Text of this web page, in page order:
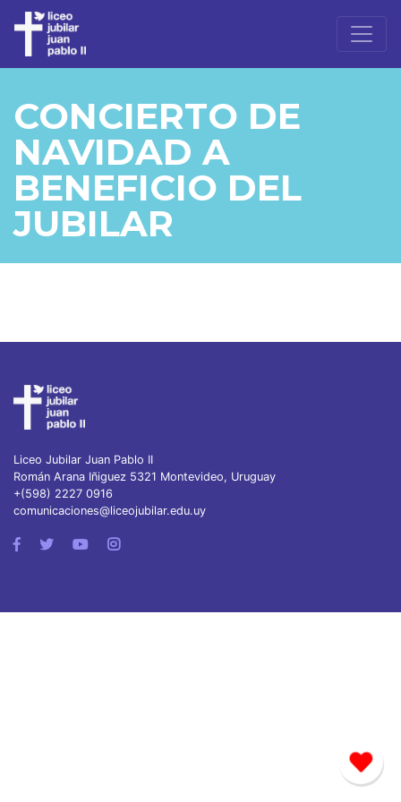
CONCIERTO DE
NAVIDAD A
BENEFICIO DEL
JUBILAR
Liceo Jubilar Juan Pablo II
Román Arana Iñiguez 5321 Montevideo, Uruguay
+(598) 2227 0916
comunicaciones@liceojubilar.edu.uy